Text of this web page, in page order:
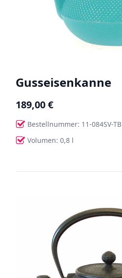
Gusseisenkanne
189,00 €
Bestellnummer: 11-084SV-TB
Volumen: 0,8 l